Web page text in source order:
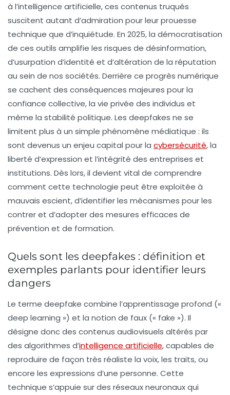
à l’intelligence artificielle, ces contenus truqués
suscitent autant d’admiration pour leur prouesse
technique que d’inquiétude. En 2025, la démocratisation
de ces outils amplifie les risques de désinformation,
d’usurpation d’identité et d’altération de la réputation
au sein de nos sociétés. Derrière ce progrès numérique
se cachent des conséquences majeures pour la
confiance collective, la vie privée des individus et
même la stabilité politique. Les deepfakes ne se
limitent plus à un simple phénomène médiatique : ils
sont devenus un enjeu capital pour la cybersécurité, la
liberté d’expression et l’intégrité des entreprises et
institutions. Dès lors, il devient vital de comprendre
comment cette technologie peut être exploitée à
mauvais escient, d’identifier les mécanismes pour les
contrer et d’adopter des mesures efficaces de
prévention et de formation.
Quels sont les deepfakes : définition et
exemples parlants pour identifier leurs
dangers
Le terme deepfake combine l’apprentissage profond («
deep learning ») et la notion de faux (« fake »). Il
désigne donc des contenus audiovisuels altérés par
des algorithmes d’intelligence artificielle, capables de
reproduire de façon très réaliste la voix, les traits, ou
encore les expressions d’une personne. Cette
technique s’appuie sur des réseaux neuronaux qui